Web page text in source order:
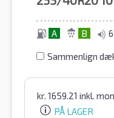
A B
Sammenlign
kr. 1659.21 inkl.
PÅ LAGER